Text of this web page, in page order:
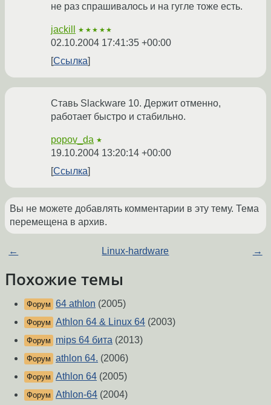
не раз спрашивалось и на гугле тоже есть.
jackill ★★★★★
02.10.2004 17:41:35 +00:00
Ссылка
Ставь Slackware 10. Держит отменно,
работает быстро и стабильно.
popov_da ★
19.10.2004 13:20:14 +00:00
Ссылка
Вы не можете добавлять комментарии в эту тему. Тема
перемещена в архив.
← Linux-hardware →
Похожие темы
Форум 64 athlon (2005)
Форум Athlon 64 & Linux 64 (2003)
Форум mips 64 бита (2013)
Форум athlon 64. (2006)
Форум Athlon 64 (2005)
Форум Athlon-64 (2004)